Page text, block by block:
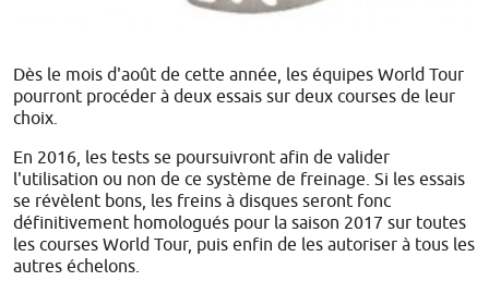
Dès le mois d'août de cette année, les équipes World Tour
pourront procéder à deux essais sur deux courses de leur
choix.
En 2016, les tests se poursuivront afin de valider
l'utilisation ou non de ce système de freinage. Si les essais
se révèlent bons, les freins à disques seront fonc
définitivement homologués pour la saison 2017 sur toutes
les courses World Tour, puis enfin de les autoriser à tous les
autres échelons.